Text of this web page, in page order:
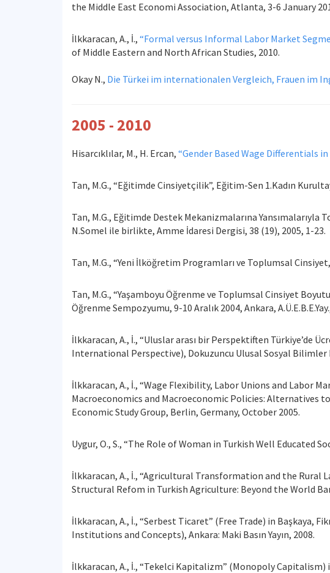
the Middle East Economi Association, Atlanta, 3-6 January
İlkkaracan, A., İ., “Formal versus Informal Labor Market
of Middle Eastern and North African Studies, 2010.
Okay N., Die Türkei im internationalen Vergleich, Frauen im
2005 - 2010
Hisarcıklılar, M., H. Ercan, “Gender Based Wage Differentials in
Tan, M.G., “Eğitimde Cinsiyetçilik”, Eğitim-Sen 1.Kadın
Tan, M.G., Eğitimde Destek Mekanizmalarına
N.Somel ile birlikte, Amme İdaresi Dergisi, 38 (19), 2005, 1-23.
Tan, M.G., “Yeni İlköğretim Programları ve Toplumsal
Tan, M.G., “Yaşamboyu Öğrenme ve Toplumsal Cinsiyet
Öğrenme Sempozyumu, 9-10 Aralık 2004, Ankara,
İlkkaracan, A., İ., “Uluslar arası bir Perspektiften Türkiye’de
International Perspective), Dokuzuncu Ulusal Sosyal Bilimler
İlkkaracan, A., İ., “Wage Flexibility, Labor Unions and Labor
Macroeconomics and Macroeconomic Policies: Alternatives
Economic Study Group, Berlin, Germany, October 2005.
Uygur, O., S., “The Role of Woman in Turkish Well Educated
İlkkaracan, A., İ., “Agricultural Transformation and the Rural
Structural Refom in Turkish Agriculture: Beyond the World
İlkkaracan, A., İ., “Serbest Ticaret” (Free Trade) in Başkaya,
Institutions and Concepts), Ankara: Maki Basın Yayın, 2008.
İlkkaracan, A., İ., “Tekelci Kapitalizm” (Monopoly